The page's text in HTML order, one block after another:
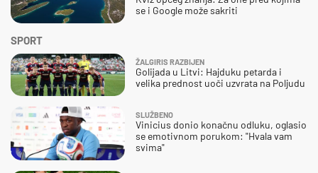
SPORT
ŽALGIRIS RAZBIJEN
Golijada u Litvi: Hajduku petarda i
velika prednost uoči uzvrata na Poljudu
SLUŽBENO
Vinicius donio konačnu odluku, oglasio
se emotivnom porukom: "Hvala vam
svima"
se i Google može sakriti